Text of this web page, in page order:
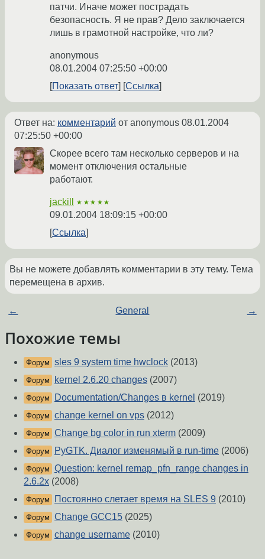
патчи. Иначе может пострадать
безопасность. Я не прав? Дело заключается
лишь в грамотной настройке, что ли?
anonymous
08.01.2004 07:25:50 +00:00
Показать ответ
Ссылка
Ответ на: комментарий от anonymous 08.01.2004
07:25:50 +00:00
Скорее всего там несколько серверов и на
момент отключения остальные
работают.
jackill ★★★★★
09.01.2004 18:09:15 +00:00
Ссылка
Вы не можете добавлять комментарии в эту тему. Тема
перемещена в архив.
← General →
Похожие темы
Форум sles 9 system time hwclock (2013)
Форум kernel 2.6.20 changes (2007)
Форум Documentation/Changes в kernel (2019)
Форум change kernel on vps (2012)
Форум Change bg color in run xterm (2009)
Форум PyGTK. Диалог изменямый в run-time (2006)
Форум Question: kernel remap_pfn_range changes in
2.6.2x (2008)
Форум Постоянно слетает время на SLES 9 (2010)
Форум Change GCC15 (2025)
Форум change username (2010)